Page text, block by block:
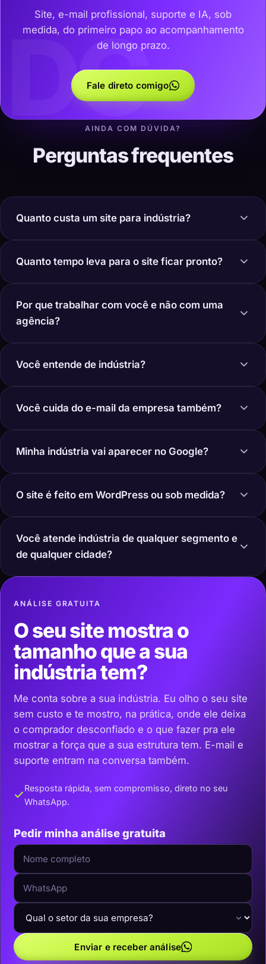
DC
Site, e-mail profissional, suporte e IA, sob
medida, do primeiro papo ao acompanhamento
de longo prazo.
Fale direto comigo
AINDA COM DÚVIDA?
Perguntas frequentes
Quanto custa um site para indústria?
Quanto tempo leva para o site ficar pronto?
Por que trabalhar com você e não com uma
agência?
Você entende de indústria?
Você cuida do e-mail da empresa também?
Minha indústria vai aparecer no Google?
O site é feito em WordPress ou sob medida?
Você atende indústria de qualquer segmento e
de qualquer cidade?
ANÁLISE GRATUITA
O seu site mostra o
tamanho que a sua
indústria tem?
Me conta sobre a sua indústria. Eu olho o seu site
sem custo e te mostro, na prática, onde ele deixa
o comprador desconfiado e o que fazer pra ele
mostrar a força que a sua estrutura tem. E-mail e
suporte entram na conversa também.
Resposta rápida, sem compromisso, direto no seu
WhatsApp.
Pedir minha análise gratuita
Enviar e receber análise